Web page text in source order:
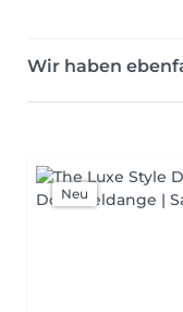
Wir haben
Neu